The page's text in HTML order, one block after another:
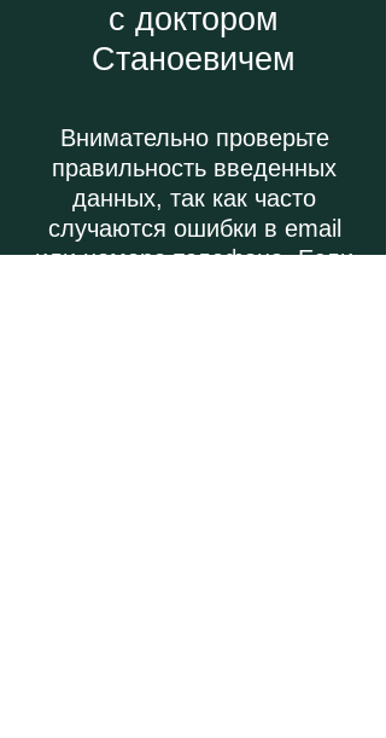
с доктором
Станоевичем
Внимательно проверьте
правильность введенных
данных, так как часто
случаются ошибки в email
или номере телефона. Если